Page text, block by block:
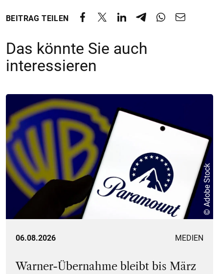
BEITRAG TEILEN
Das könnte Sie auch
interessieren
© Adobe Stock
06.08.2026 MEDIEN
Warner-Übernahme bleibt bis März